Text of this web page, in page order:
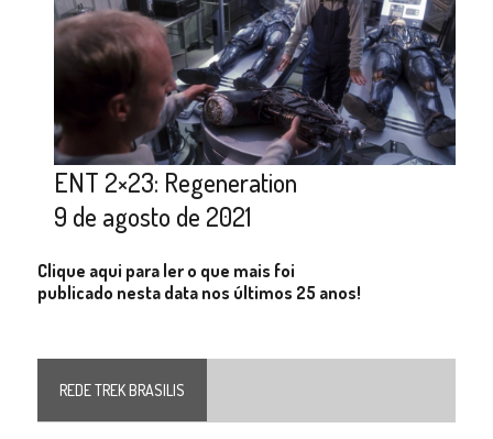
ENT 2×23: Regeneration
9 de agosto de 2021
Clique aqui para ler o que mais foi
publicado nesta data nos últimos 25 anos!
REDE TREK BRASILIS